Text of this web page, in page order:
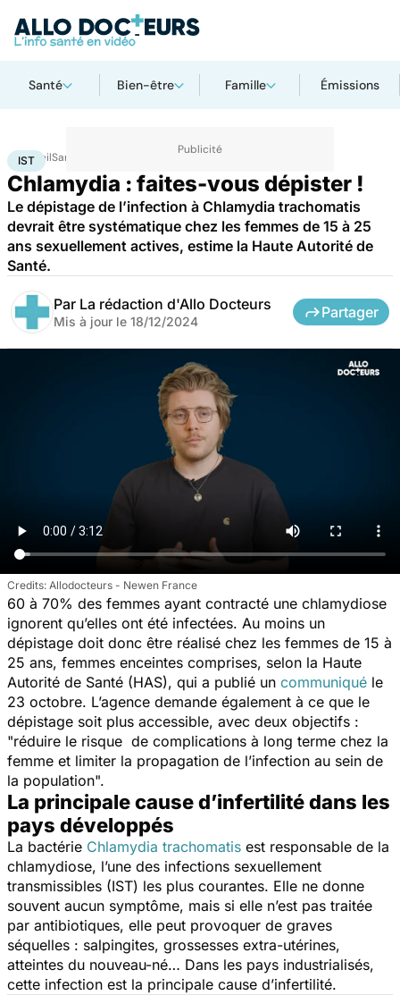
Santé Bien-être Famille Émissions
AccueilSanté
IST
Chlamydia : faites-vous dépister !
Le dépistage de l’infection à Chlamydia trachomatis
devrait être systématique chez les femmes de 15 à 25
ans sexuellement actives, estime la Haute Autorité de
Santé.
Par La rédaction d'Allo Docteurs
Mis à jour le 18/12/2024
Partager
Allodocteurs - Newen France
60 à 70% des femmes ayant contracté une chlamydiose
ignorent qu’elles ont été infectées. Au moins un
dépistage doit donc être réalisé chez les femmes de 15 à
25 ans, femmes enceintes comprises, selon la Haute
Autorité de Santé (HAS), qui a publié un communiqué le
23 octobre. L’agence demande également à ce que le
dépistage soit plus accessible, avec deux objectifs :
"réduire le risque de complications à long terme chez la
femme et limiter la propagation de l’infection au sein de
la population".
La principale cause d’infertilité dans les
pays développés
La bactérie Chlamydia trachomatis est responsable de la
chlamydiose, l’une des infections sexuellement
transmissibles (IST) les plus courantes. Elle ne donne
souvent aucun symptôme, mais si elle n’est pas traitée
par antibiotiques, elle peut provoquer de graves
séquelles : salpingites, grossesses extra-utérines,
atteintes du nouveau-né… Dans les pays industrialisés,
cette infection est la principale cause d’infertilité.